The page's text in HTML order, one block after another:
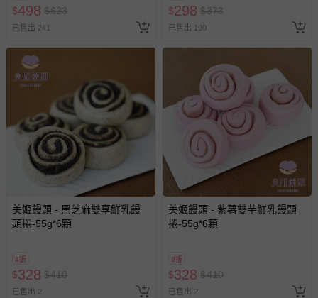
$498 $623
已售出 241
$298 $373
已售出 190
美姬饅頭 - 黑芝麻雙享鮮乳饅
頭捲-55g*6顆
8折
$328 $410
已售出 2
美姬饅頭 - 紫薯雙芋鮮乳饅頭
捲-55g*6顆
8折
$328 $410
已售出 2